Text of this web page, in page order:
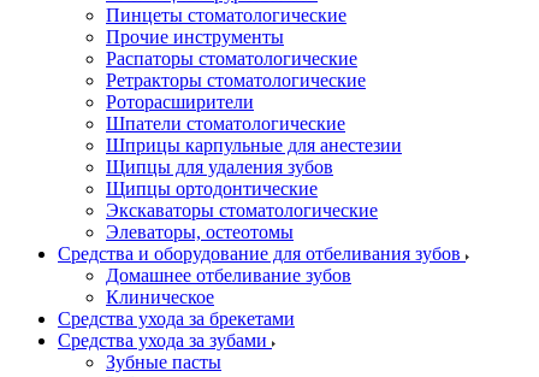
Пинцеты стоматологические
Прочие инструменты
Распаторы стоматологические
Ретракторы стоматологические
Роторасширители
Шпатели стоматологические
Шприцы карпульные для анестезии
Щипцы для удаления зубов
Щипцы ортодонтические
Экскаваторы стоматологические
Элеваторы, остеотомы
Средства и оборудование для отбеливания зубов
Домашнее отбеливание зубов
Клиническое
Средства ухода за брекетами
Средства ухода за зубами
Зубные пасты